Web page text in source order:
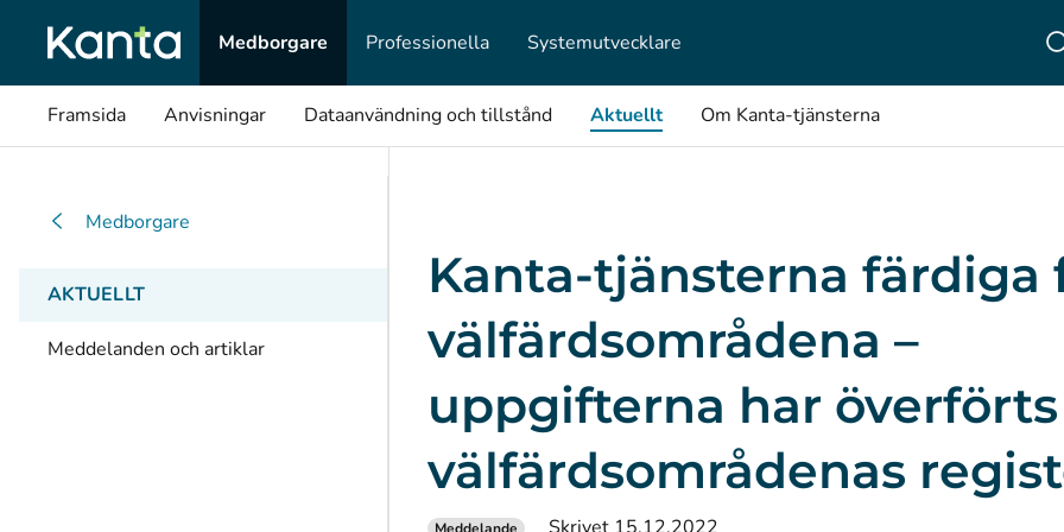
Medborgare
Professionella Systemutvecklare
Framsida Anvisningar Dataanvändning och tillstånd Aktuellt Om Kanta-tjänsterna
Medborgare
AKTUELLT
Meddelanden och artiklar
Kanta-tjänsterna färdiga
välfärdsområdena –
uppgifterna har
välfärdsområdenas